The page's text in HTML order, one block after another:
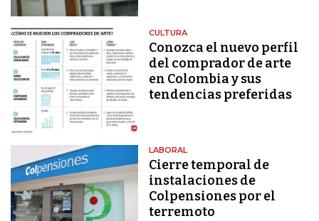
CULTURA
Conozca el nuevo perfil
del comprador de arte
en Colombia y sus
tendencias preferidas
LABORAL
Cierre temporal de
instalaciones de
Colpensiones por el
terremoto